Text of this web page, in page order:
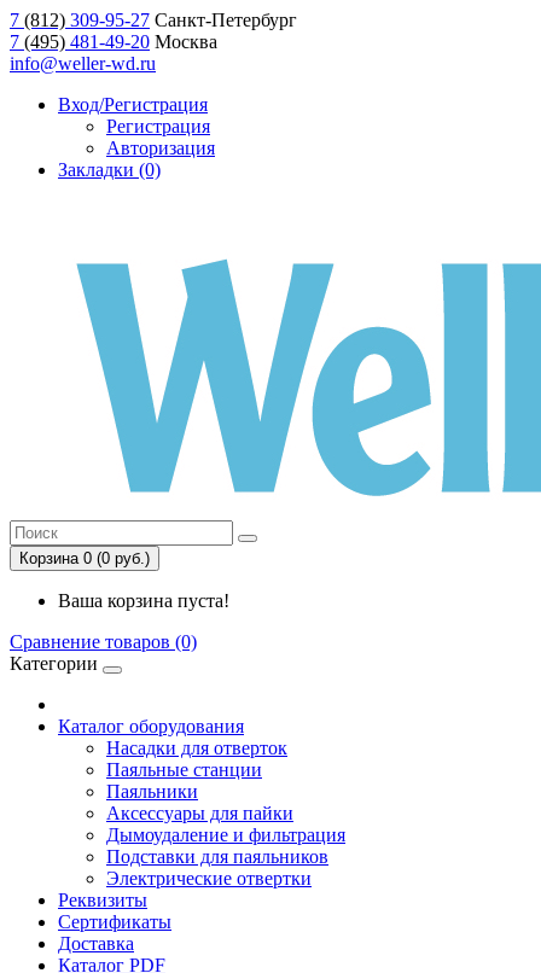
7 (812) 309-95-27 Санкт-Петербург
7 (495) 481-49-20 Москва
info@weller-wd.ru
Вход/Регистрация
Регистрация
Авторизация
Закладки (0)
Корзина 0 (0 руб.)
Ваша корзина пуста!
Сравнение товаров (0)
Категории
Каталог оборудования
Насадки для отверток
Паяльные станции
Паяльники
Аксессуары для пайки
Дымоудаление и фильтрация
Подставки для паяльников
Электрические отвертки
Реквизиты
Сертификаты
Доставка
Каталог PDF